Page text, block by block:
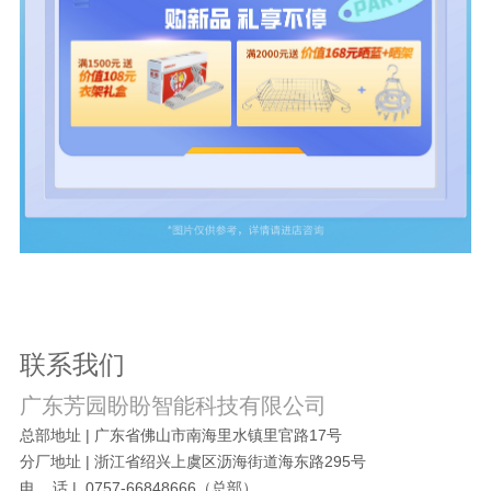
联系我们
广东芳园盼盼智能科技有限公司
总部地址 | 广东省佛山市南海里水镇里官路17号
分厂地址 | 浙江省绍兴上虞区沥海街道海东路295号